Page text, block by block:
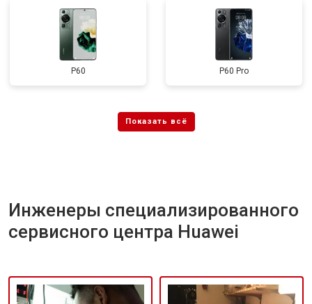
P60 P60 Pro
Инженеры специализированного
сервисного центра Huawei